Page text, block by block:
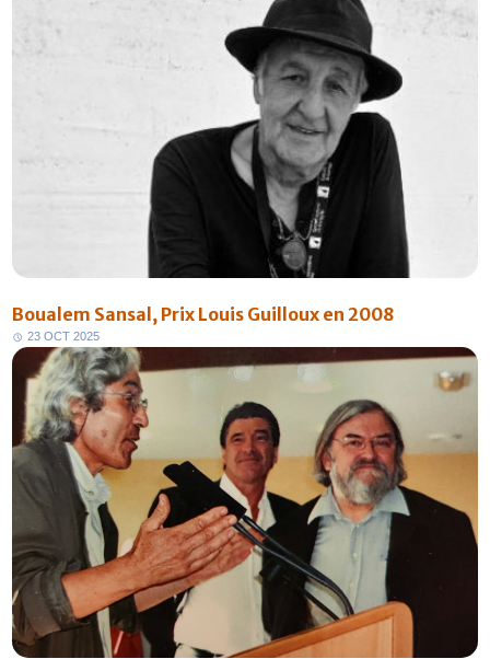
Boualem Sansal, Prix Louis Guilloux en 2008
23 OCT 2025